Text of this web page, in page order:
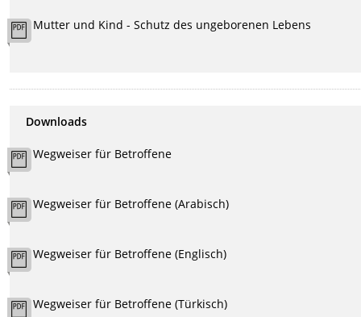
Mutter und Kind - Schutz des ungeborenen Lebens
Downloads
Wegweiser für Betroffene
Wegweiser für Betroffene (Arabisch)
Wegweiser für Betroffene (Englisch)
Wegweiser für Betroffene (Türkisch)